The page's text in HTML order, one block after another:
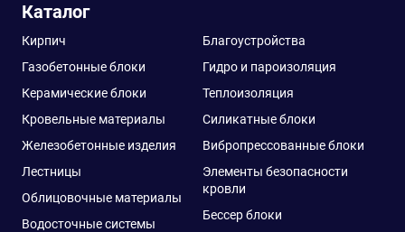
Каталог
Кирпич
Газобетонные блоки
Керамические блоки
Кровельные материалы
Железобетонные изделия
Лестницы
Облицовочные материалы
Водосточные системы
Благоустройства
Гидро и пароизоляция
Теплоизоляция
Силикатные блоки
Вибропрессованные блоки
Элементы безопасности
кровли
Бессер блоки